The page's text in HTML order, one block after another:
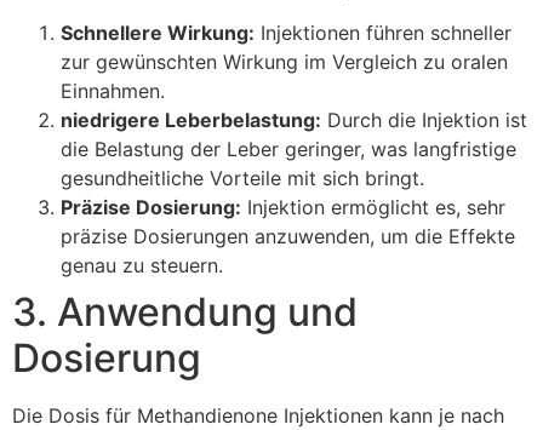
Schnellere Wirkung: Injektionen führen schneller
zur gewünschten Wirkung im Vergleich zu oralen
Einnahmen.
niedrigere Leberbelastung: Durch die Injektion ist
die Belastung der Leber geringer, was langfristige
gesundheitliche Vorteile mit sich bringt.
Präzise Dosierung: Injektion ermöglicht es, sehr
präzise Dosierungen anzuwenden, um die Effekte
genau zu steuern.
3. Anwendung und
Dosierung
Die Dosis für Methandienone Injektionen kann je nach